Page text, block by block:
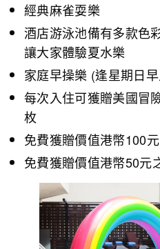
經典麻雀耍樂
酒店游泳池備有多款色
讓大家體驗夏水樂
家庭早操樂 (逢星
每次入住可獲贈美國冒
枚
免費獲贈價值港幣100
免費獲贈價值港幣50元